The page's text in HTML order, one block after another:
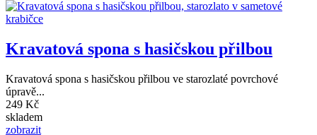
Kravatová spona s hasičskou přilbou
Kravatová spona s hasičskou přilbou ve starozlaté povrchové
úpravě...
249 Kč
skladem
zobrazit